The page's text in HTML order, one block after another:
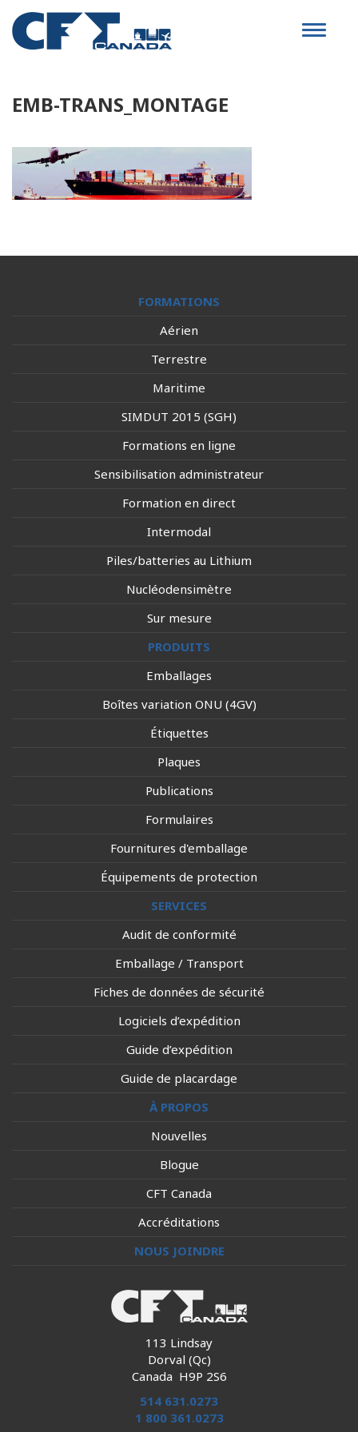
Toggle
EMB-TRANS_MONTAGE
FORMATIONS
Aérien
Terrestre
Maritime
SIMDUT 2015 (SGH)
Formations en ligne
Sensibilisation administrateur
Formation en direct
Intermodal
Piles/batteries au Lithium
Nucléodensimètre
Sur mesure
PRODUITS
Emballages
Boîtes variation ONU (4GV)
Étiquettes
Plaques
Publications
Formulaires
Fournitures d'emballage
Équipements de protection
SERVICES
Audit de conformité
Emballage / Transport
Fiches de données de sécurité
Logiciels d’expédition
Guide d’expédition
Guide de placardage
À PROPOS
Nouvelles
Blogue
CFT Canada
Accréditations
NOUS JOINDRE
113 Lindsay
Dorval (Qc)
Canada H9P 2S6
514 631.0273
1 800 361.0273